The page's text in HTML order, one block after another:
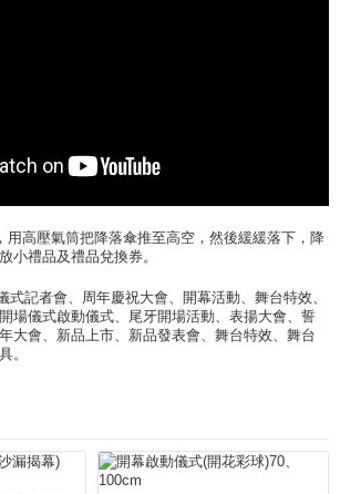
用高壓氣筒把降落傘推至高空，然後緩緩落下，降
小禮品及禮品兌換券。
者會、周年慶祝大會、開幕活動、舞台特效、
場儀式啟動儀式、尾牙開場活動、表揚大會、誓
大會、新品上市、新品發表會、舞台特效、舞台
。